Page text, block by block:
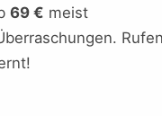
69 € meist